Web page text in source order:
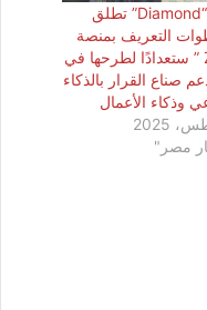
رسمياً.. “Diamond” تطلق
التعريف بمنصة
“ZAKAA ” ستعدادًا لطرحها في
لدعم صناع القرار بالذكاء
وذكاء الأعمال
مصر"